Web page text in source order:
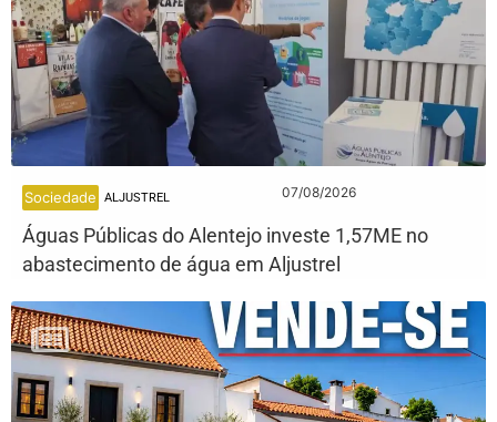
Sociedade ALJUSTREL 07/08/2026
Águas Públicas do Alentejo investe 1,57ME no
abastecimento de água em Aljustrel